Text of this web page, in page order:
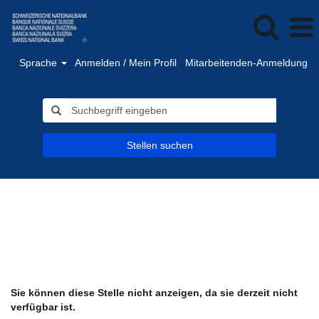
Sprache Anmelden / Mein Profil Mitarbeitenden-Anmeldung
Stellen suchen
Sie können diese Stelle nicht anzeigen, da sie derzeit nicht
verfügbar ist.